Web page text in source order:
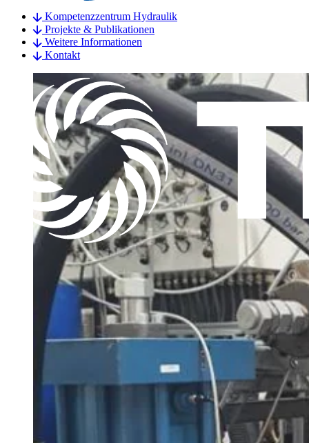
Kompetenzzentrum Hydraulik
Projekte & Publikationen
Weitere Informationen
Kontakt